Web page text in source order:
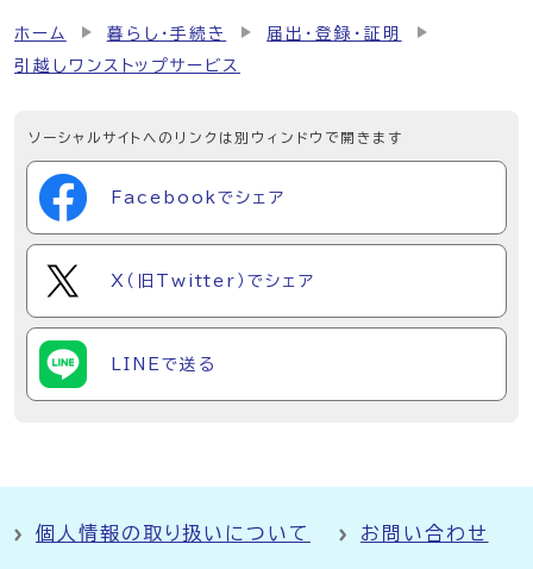
ホーム 暮らし・手続き
届出・登録・証明
引越しワンストップサービス
ソーシャルサイトへのリンクは別ウィンドウで開きます
Facebookでシェア
X（旧Twitter）でシェア
LINEで送る
個人情報の取り扱いについて お問い合わせ